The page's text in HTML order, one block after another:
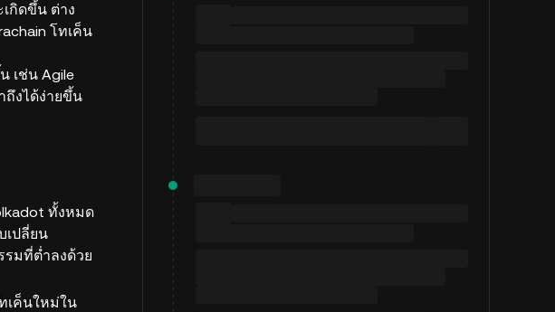
กิดขึ้น ต่าง
โทเค็น
เช่น Agile
ถึงได้ง่ายขึ้น
ทั้งหมด
เปลี่ยน
มที่ต่ำลงด้วย
เค็นใหม่ใน